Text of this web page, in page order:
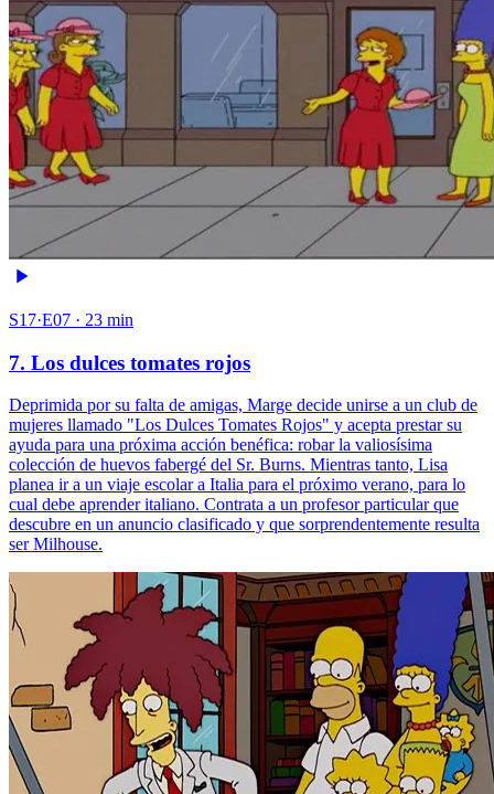
S17·E07 · 23 min
7. Los dulces tomates rojos
Deprimida por su falta de amigas, Marge decide unirse a un club de
mujeres llamado "Los Dulces Tomates Rojos" y acepta prestar su
ayuda para una próxima acción benéfica: robar la valiosísima
colección de huevos fabergé del Sr. Burns. Mientras tanto, Lisa
planea ir a un viaje escolar a Italia para el próximo verano, para lo
cual debe aprender italiano. Contrata a un profesor particular que
descubre en un anuncio clasificado y que sorprendentemente resulta
ser Milhouse.